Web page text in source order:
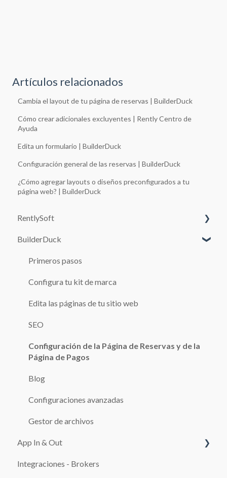
Artículos relacionados
Cambia el layout de tu página de reservas | BuilderDuck
Cómo crear adicionales excluyentes | Rently Centro de
Ayuda
Edita un formulario | BuilderDuck
Configuración general de las reservas | BuilderDuck
¿Cómo agregar layouts o diseños preconfigurados a tu
página web? | BuilderDuck
RentlySoft
CONFIGURACIÓN DEL SISTEMA
USUARIOS
ROLES
CONFIGURACIÓN GENERAL
SUCURSALES
AUTOS
BuilderDuck
Primeros pasos
Configura tu kit de marca
Edita las páginas de tu sitio web
SEO
Configuración de la Página de Reservas y de la
Página de Pagos
Blog
Configuraciones avanzadas
Gestor de archivos
App In & Out
Configuración
Integraciones - Brokers